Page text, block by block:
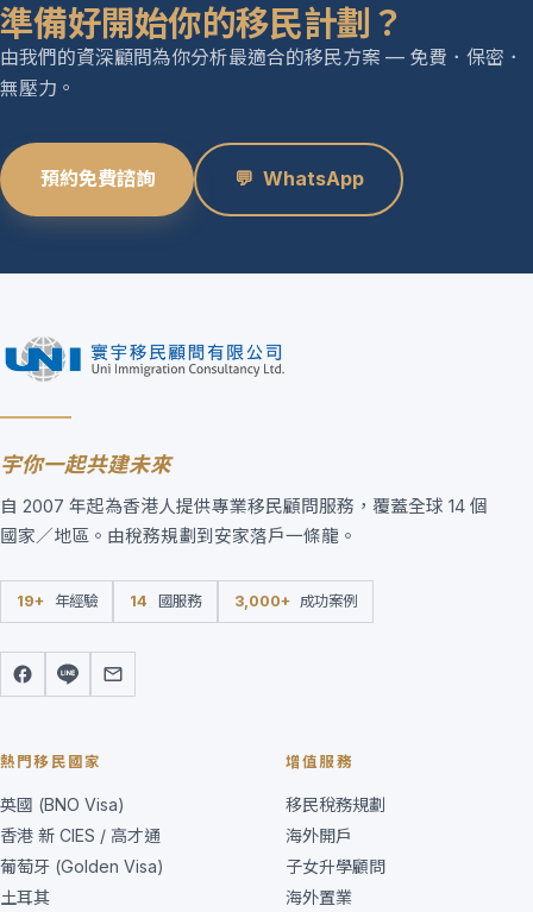
準備好開始你的移民計劃？
由我們的資深顧問為你分析最適合的移民方案 — 免費．保密．
無壓力。
預約免費諮詢 💬 WhatsApp
宇你一起共建未來
自 2007 年起為香港人提供專業移民顧問服務，覆蓋全球 14 個
國家／地區。由稅務規劃到安家落戶一條龍。
19+ 年經驗 14 國服務 3,000+ 成功案例
熱門移民國家
英國 (BNO Visa)
香港 新 CIES / 高才通
葡萄牙 (Golden Visa)
土耳其
增值服務
移民稅務規劃
海外開戶
子女升學顧問
海外置業